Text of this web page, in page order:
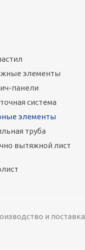
элементы
панели
система
элементы
труба
вытяжной лист
и поставка